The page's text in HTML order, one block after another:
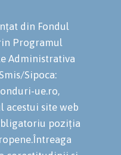
din Fondul
Programul
Administrativa
Sipoca:
ue.ro,
acestui site web
poziția